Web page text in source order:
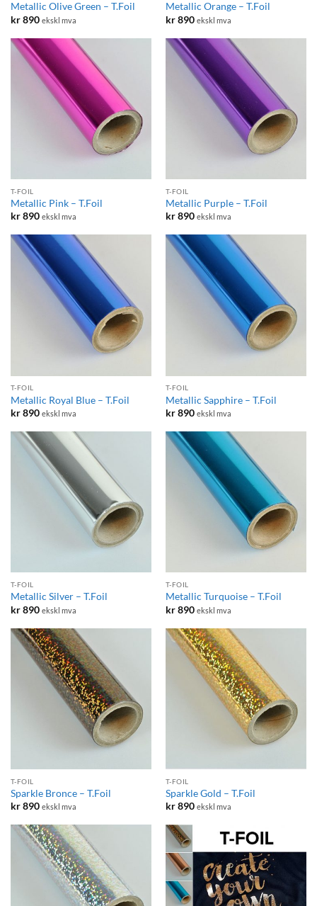
Metallic Olive Green – T.Foil
kr890 ekskl mva
Metallic Orange – T.Foil
kr890 ekskl mva
T-FOIL
Metallic Pink – T.Foil
kr890 ekskl mva
T-FOIL
Metallic Purple – T.Foil
kr890 ekskl mva
T-FOIL
Metallic Royal Blue – T.Foil
kr890 ekskl mva
T-FOIL
Metallic Sapphire – T.Foil
kr890 ekskl mva
T-FOIL
Metallic Silver – T.Foil
kr890 ekskl mva
T-FOIL
Metallic Turquoise – T.Foil
kr890 ekskl mva
T-FOIL
Sparkle Bronce – T.Foil
kr890 ekskl mva
T-FOIL
Sparkle Gold – T.Foil
kr890 ekskl mva